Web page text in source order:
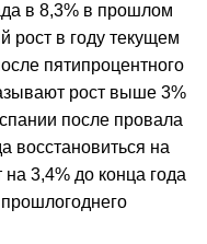
в 8,3% в прошлом
рост в году текущем
пятипроцентного
рост выше 3%
после провала
восстановиться на
3,4% до конца года